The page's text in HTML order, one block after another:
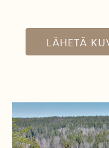
LÄHETÄ